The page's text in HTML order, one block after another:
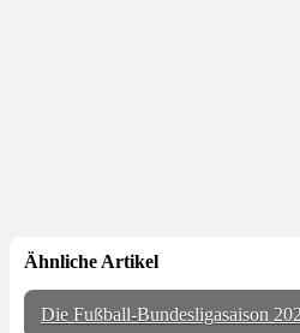
Ähnliche Artikel
Die Fußball-Bundesligasaison